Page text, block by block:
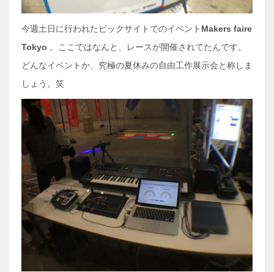
今週土日に行われたビックサイトでのイベント Makers faire
Tokyo 。ここではなんと、レースが開催されてたんです。
どんなイベントか、究極の夏休みの自由工作展示会と称しま
しょう。笑